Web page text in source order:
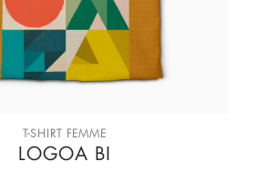
T-SHIRT FEMME
LOGOA BI